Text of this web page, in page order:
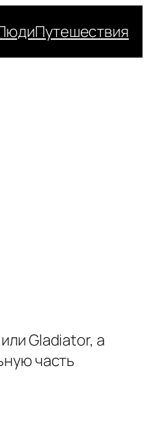
Путешествия
Gladiator, а
часть